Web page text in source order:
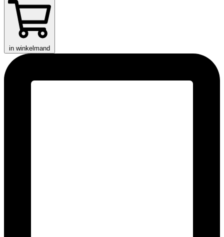
in winkelmand